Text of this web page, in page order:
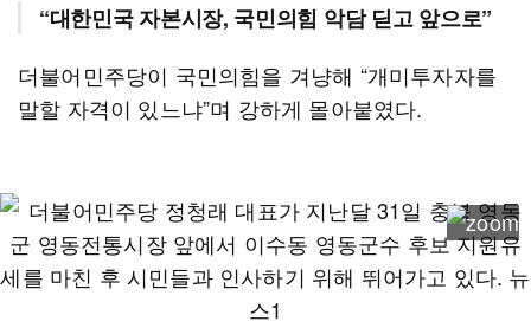
“대한민국 자본시장, 국민의힘 악담 딛고 앞으로”
더불어민주당이 국민의힘을 겨냥해 “개미투자자를
말할 자격이 있느냐”며 강하게 몰아붙였다.